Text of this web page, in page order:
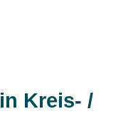
Kreis- /